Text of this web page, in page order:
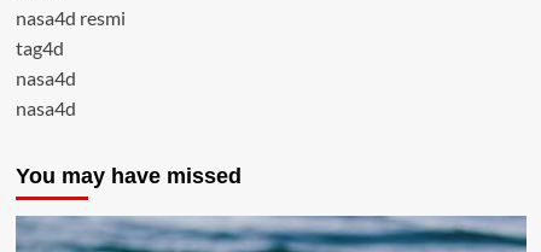
nasa4d resmi
tag4d
nasa4d
nasa4d
You may have missed